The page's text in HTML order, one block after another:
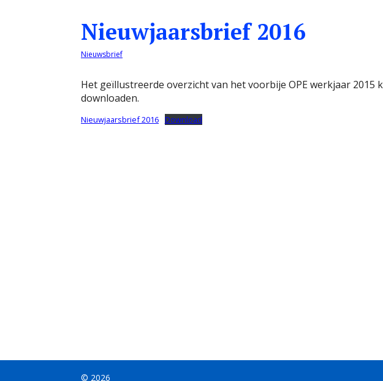
Nieuwjaarsbrief 2016
Nieuwsbrief
Het geïllustreerde overzicht van het voorbije OPE werkjaar
downloaden.
Nieuwjaarsbrief 2016 Download
© 2026